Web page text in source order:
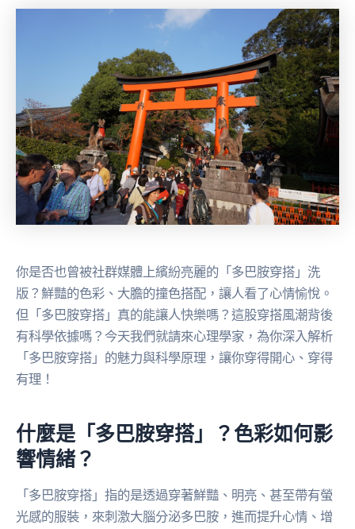
你是否也曾被社群媒體上繽紛亮麗的「多巴胺穿搭」洗
版？鮮豔的色彩、大膽的撞色搭配，讓人看了心情愉悅。
但「多巴胺穿搭」真的能讓人快樂嗎？這股穿搭風潮背後
有科學依據嗎？今天我們就請來心理學家，為你深入解析
「多巴胺穿搭」的魅力與科學原理，讓你穿得開心、穿得
有理！
什麼是「多巴胺穿搭」？色彩如何影
響情緒？
「多巴胺穿搭」指的是透過穿著鮮豔、明亮、甚至帶有螢
光感的服裝，來刺激大腦分泌多巴胺，進而提升心情、增